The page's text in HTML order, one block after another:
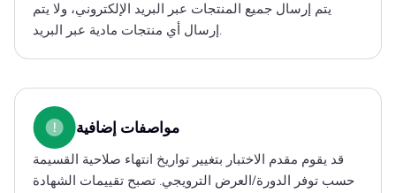
يتم إرسال جميع المنتجات عبر البريد الإلكتروني، ولا يتم
إرسال أي منتجات مادية عبر البريد.
مواصفات إضافية
قد يقوم مقدم الاختبار بتغيير تواريخ انتهاء صلاحية القسيمة
حسب توفر الدورة/العرض الترويجي. تصبح تقييمات الشهادة